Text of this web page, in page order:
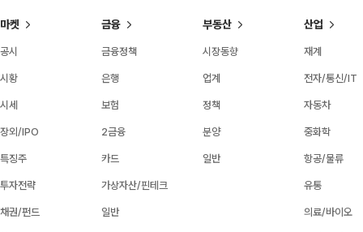
마켓
공시
시황
시세
장외/IPO
특징주
투자전략
채권/펀드
금융
금융정책
은행
보험
2금융
카드
가상자산/핀테크
일반
부동산
시장동향
업계
정책
분양
일반
산업
재계
전자/통신/IT
자동차
중화학
항공/물류
유통
의료/바이오